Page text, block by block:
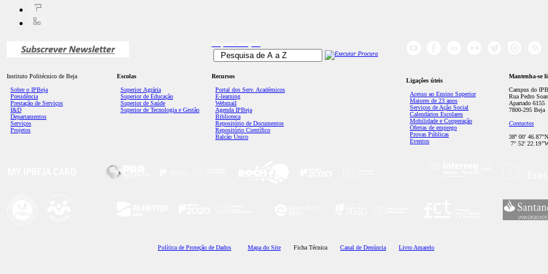
Instituto Politécnico de Beja
Sobre o IPBeja
Presidência
Prestação de Serviços
I&D
Departamentos
Serviços
Projetos
Escolas
Superior Agrária
Superior de Educação
Superior de Saúde
Superior de Tecnologia e Gestão
Recursos
Portal dos Serv. Académicos
E-learning
Webmail
Agenda IPBeja
Biblioteca
Repositório de Documentos
Repositório Científico
Balcão Único
Ligações úteis
Acesso ao Ensino Superior
Maiores de 23 anos
Serviços de Ação Social
Calendários Escolares
Mobilidade e Cooperação
Ofertas de emprego
Provas Públicas
Eventos
Mantenha-se
Campus do
Rua Pedro
Apartado 6155
7800-295 Beja
Contactos
38º 00' 46.87''N
7° 52'
Política de Proteção de Dados Mapa do Site Ficha Técnica Canal de Denúncia Livro Amarelo